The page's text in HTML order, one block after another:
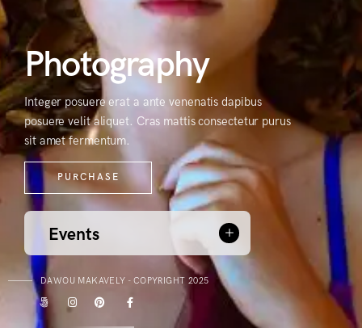
Photography
Integer posuere erat a ante venenatis dapibus
posuere velit aliquet. Cras mattis consectetur purus
sit amet fermentum.
PURCHASE
Events
DAWOU MAKAVELY - COPYRIGHT 2025